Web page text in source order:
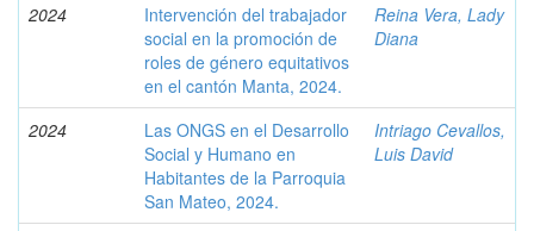
2024
Intervención del trabajador
social en la promoción de
roles de género equitativos
en el cantón Manta, 2024.
Reina Vera, Lady
Diana
2024
Las ONGS en el Desarrollo
Social y Humano en
Habitantes de la Parroquia
San Mateo, 2024.
Intriago Cevallos,
Luis David